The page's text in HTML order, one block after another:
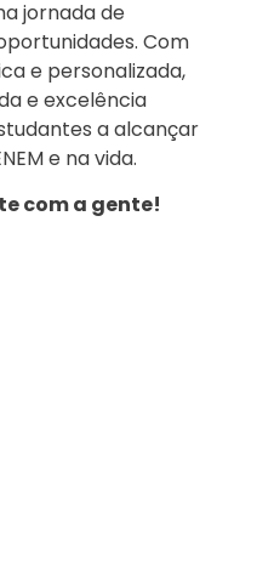
jornada de
Com
e personalizada,
e excelência
a alcançar
e na vida.
com a gente!